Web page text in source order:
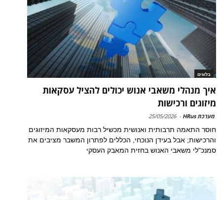
בלוגים
איך מנהלי משאבי אנוש יכולים להציל עסקאות
מיזוגים ורכישות
מערכת HRus -
25/05/2026
חוסר התאמה תרבותית ואנושית מכשיל רבות מעסקאות המיזוגים
והרכישות; אבל בעידן הנוכחי, הכללים לפתרון המשבר מציבים את
סמנכ"לי משאבי האנוש בחזית המאבק העסקי